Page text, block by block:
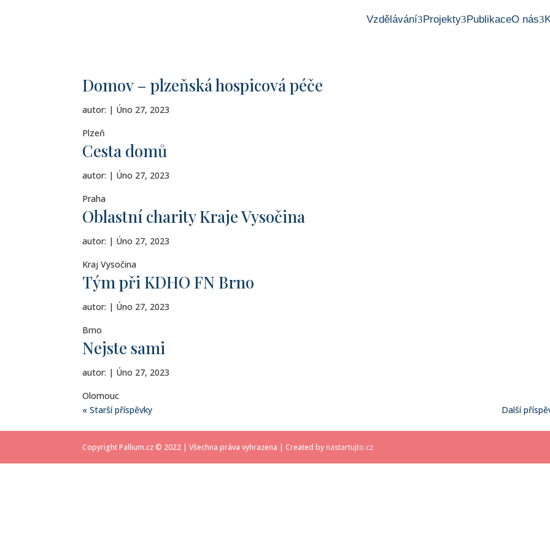
Vzdělávání Projekty PublikaceO nás
Domov – plzeňská hospicová péče
autor: | Úno 27, 2023
Plzeň
Cesta domů
autor: | Úno 27, 2023
Praha
Oblastní charity Kraje Vysočina
autor: | Úno 27, 2023
Kraj Vysočina
Tým při KDHO FN Brno
autor: | Úno 27, 2023
Brno
Nejste sami
autor: | Úno 27, 2023
Olomouc
« Starší příspěvky
Další
Copyright Pallium.cz © 2022 | Všechna práva vyhrazena | Created by nastartujto.cz